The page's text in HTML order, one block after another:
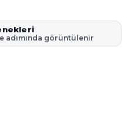
adımında görüntülenir